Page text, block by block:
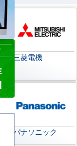
三菱電機
パナソニック